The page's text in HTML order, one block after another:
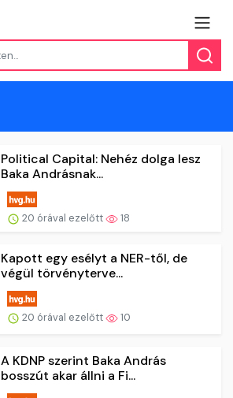
Political Capital: Nehéz dolga lesz
Baka Andrásnak...
20 órával ezelőtt 18
Kapott egy esélyt a NER-től, de
végül törvényterve...
20 órával ezelőtt 10
A KDNP szerint Baka András
bosszút akar állni a Fi...